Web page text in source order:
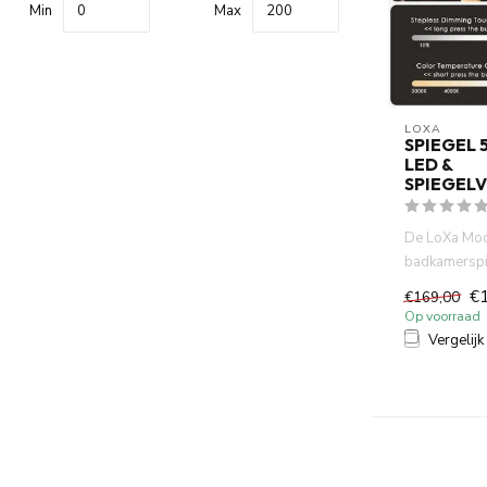
Min Max
LOXA
SPIEGEL
LED &
De LoXa
verticaal
€169,00
Op voorraad
Vergelijk